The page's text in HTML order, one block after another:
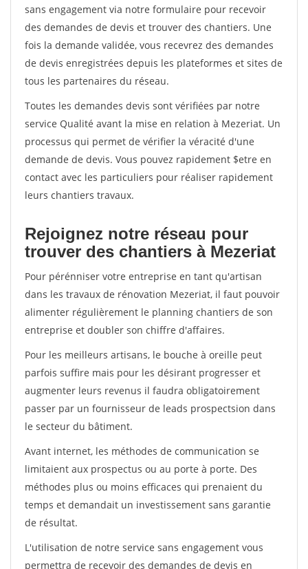
sans engagement via notre formulaire pour recevoir
des demandes de devis et trouver des chantiers. Une
fois la demande validée, vous recevrez des demandes
de devis enregistrées depuis les plateformes et sites de
tous les partenaires du réseau.
Toutes les demandes devis sont vérifiées par notre
service Qualité avant la mise en relation à Mezeriat. Un
processus qui permet de vérifier la véracité d'une
demande de devis. Vous pouvez rapidement $etre en
contact avec les particuliers pour réaliser rapidement
leurs chantiers travaux.
Rejoignez notre réseau pour
trouver des chantiers à Mezeriat
Pour pérénniser votre entreprise en tant qu'artisan
dans les travaux de rénovation Mezeriat, il faut pouvoir
alimenter régulièrement le planning chantiers de son
entreprise et doubler son chiffre d'affaires.
Pour les meilleurs artisans, le bouche à oreille peut
parfois suffire mais pour les désirant progresser et
augmenter leurs revenus il faudra obligatoirement
passer par un fournisseur de leads prospectsion dans
le secteur du bâtiment.
Avant internet, les méthodes de communication se
limitaient aux prospectus ou au porte à porte. Des
méthodes plus ou moins efficaces qui prenaient du
temps et demandait un investissement sans garantie
de résultat.
L'utilisation de notre service sans engagement vous
permettra de recevoir des demandes de devis en